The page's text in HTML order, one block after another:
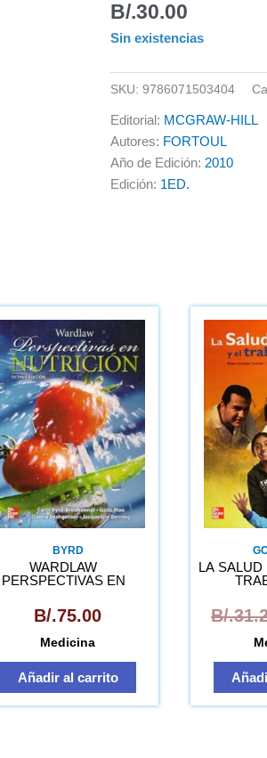
B/.30.00
Sin existencias
SKU: 9786071503404
Editorial: MCGRAW-HILL
Autores: FORTOUL
Año de Edición: 2010
Edición: 1ED.
BYRD
WARDLAW
PERSPECTIVAS EN
B/.75.00
Medicina
Añadir al carrito
LA SALUD
B/.